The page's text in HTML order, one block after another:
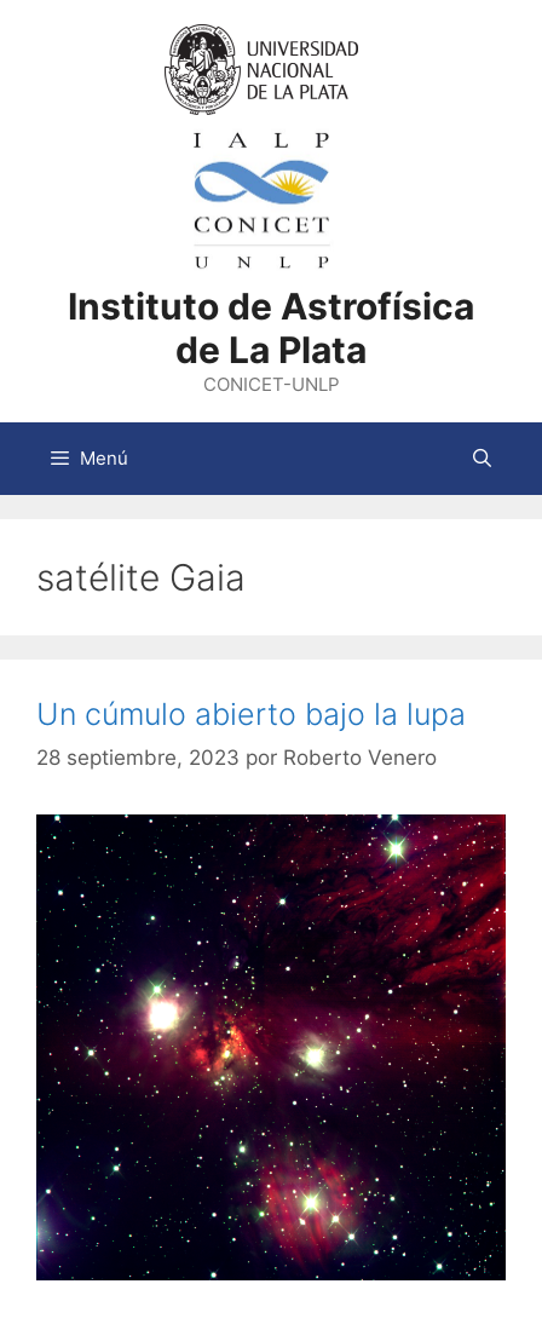
Instituto de Astrofísica
de La Plata
CONICET-UNLP
Menú
satélite Gaia
Un cúmulo abierto bajo la lupa
28 septiembre, 2023 por Roberto Venero